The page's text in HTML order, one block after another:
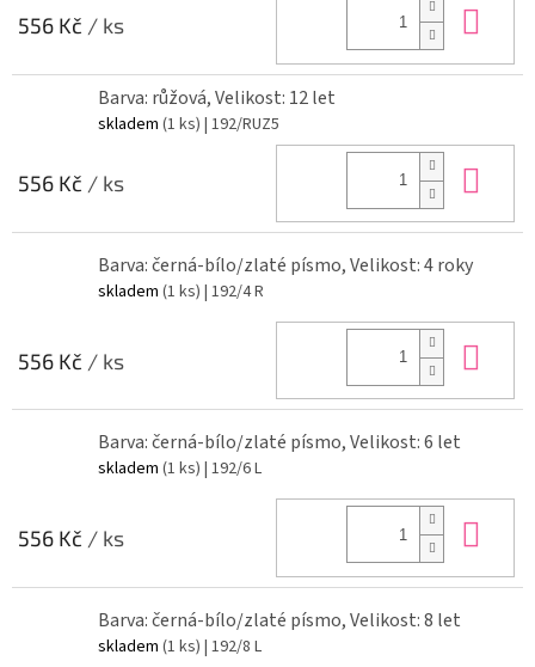
556 Kč / ks
Barva: růžová, Velikost: 12 let
skladem (1 ks) | 192/RUZ5
556 Kč / ks
Barva: černá-bílo/zlaté písmo, Velikost: 4 roky
skladem (1 ks) | 192/4 R
556 Kč / ks
Barva: černá-bílo/zlaté písmo, Velikost: 6 let
skladem (1 ks) | 192/6 L
556 Kč / ks
Barva: černá-bílo/zlaté písmo, Velikost: 8 let
skladem (1 ks) | 192/8 L